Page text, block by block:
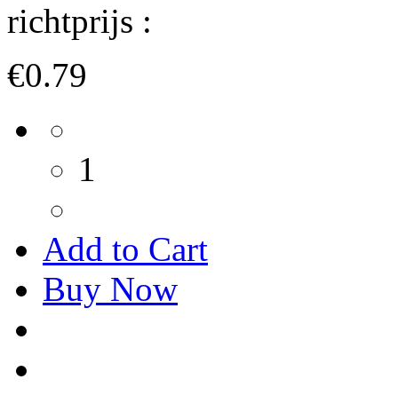
richtprijs :
€0.79
1
Add to Cart
Buy Now